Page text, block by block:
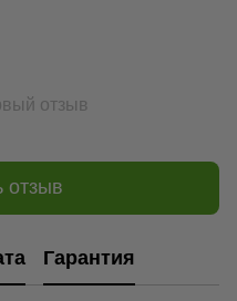
отзыв
отзыв
Гарантия